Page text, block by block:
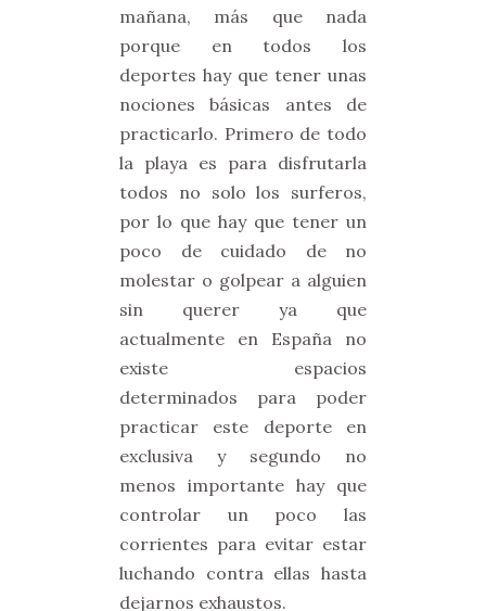
mañana, más que nada
porque en todos los
deportes hay que tener unas
nociones básicas antes de
practicarlo. Primero de todo
la playa es para disfrutarla
todos no solo los surferos,
por lo que hay que tener un
poco de cuidado de no
molestar o golpear a alguien
sin querer ya que
actualmente en España no
existe espacios
determinados para poder
practicar este deporte en
exclusiva y segundo no
menos importante hay que
controlar un poco las
corrientes para evitar estar
luchando contra ellas hasta
dejarnos exhaustos.